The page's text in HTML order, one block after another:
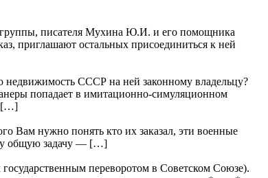
писателя Мухина Ю.И. и его помощника
приглашают остальных присоединиться к ней
СССР на ней законному владельцу?
попадает в имитационно-симуляционном
[…]
Вам нужно понять кто их заказал, эти военные
общую задачу — […]
переворотом в Советском Союзе).